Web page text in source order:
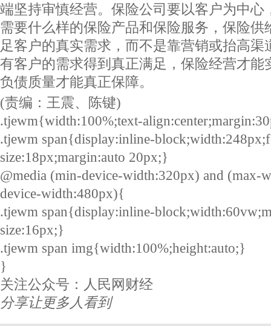
端坚持审慎经营。保险公司要以客户为中心
需要什么样的保险产品和保险服务，保险供
足客户的真实需求，而不是靠营销或抬高渠
有客户的需求得到真正满足，保险经营才能
负债质量才能真正保障。
(责编：王震、陈键)
.tjewm{width:100%;text-
.tjewm span{display:inline-
size:18px;margin:auto 20px;}
@media (min-device-width:320px) and (max-
device-width:480px){
.tjewm span{display:inline-
size:16px;}
.tjewm span img{width:100%;height:auto;}
}
关注公众号：人民网财经
分享让更多人看到